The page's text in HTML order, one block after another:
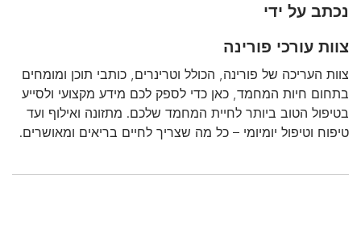
נכתב על ידי
צוות עורכי פורינה
צוות העריכה של פורינה, הכולל וטרינרים, כותבי תוכן ומומחים
בתחום חיות המחמד, כאן כדי לספק לכם מידע מקצועי ולסייע
בטיפול הטוב ביותר לחיית המחמד שלכם. מתזונה ואילוף ועד
טיפוח וטיפול יומיומי – כל מה שצריך לחיים בריאים ומאושרים.